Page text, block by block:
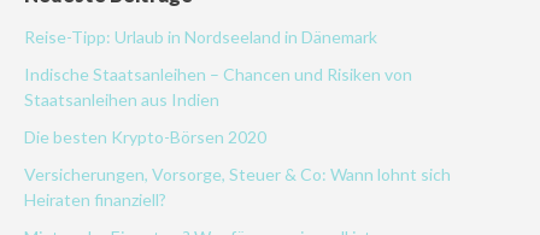
Reise-Tipp: Urlaub in Nordseeland in Dänemark
Indische Staatsanleihen – Chancen und Risiken von
Staatsanleihen aus Indien
Die besten Krypto-Börsen 2020
Versicherungen, Vorsorge, Steuer & Co: Wann lohnt sich
Heiraten finanziell?